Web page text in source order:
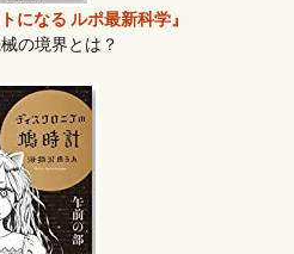
になる ルポ最新科学』
の境界とは？